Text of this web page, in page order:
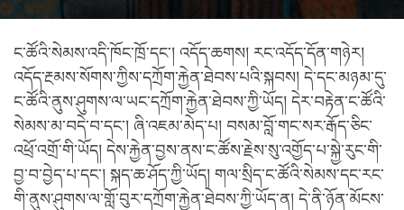
ང་ཚོའི་སེམས་འདི་ཁོང་ཁྲོ་དང་། འདོད་ཆགས། རང་འདོད་དོན་གཉེར།
འདོད་རྔམས་སོགས་ཀྱིས་དཀྲོག་རྐྱེན་ཐེབས་པའི་སྐབས། དེ་དང་མཉམ་དུ་
ང་ཚོའི་ནུས་ཤུགས་ལ་ཡང་དཀྲོག་རྐྱེན་ཐེབས་ཀྱི་ཡོད། དེར་བརྟེན་ང་ཚོའི་
སེམས་མ་བདེ་བ་དང་། ཞི་འཇམ་མེད་པ། བསམ་བློ་གང་སར་རྒོད་ཅིང་
འཕྲོ་འགྲོ་གི་ཡོད། དེས་རྐྱེན་བྱས་ནས་ང་ཚོས་རྗེས་སུ་འགྱོད་པ་སྐྱེ་རུང་གི་
བྱ་བ་བྱེད་པ་དང་། སྐད་ཆ་ཤོད་ཀྱི་ཡོད། གལ་སྲིད་ང་ཚོའི་སེམས་དང་རང་
གི་ནུས་ཤུགས་ལ་གློ་བུར་དཀྲོག་རྐྱེན་ཐེབས་ཀྱི་ཡོད་ན། དེ་ནི་ཉོན་མོངས་